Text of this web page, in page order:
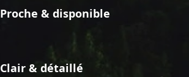
Proche & disponible
Clair & détaillé